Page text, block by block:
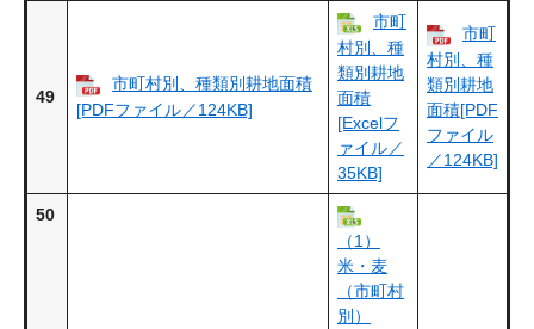
49
市町村別、種類別耕地面積
[PDFファイル／124KB]
市町
村別、種
類別耕地
面積
[Excelフ
ァイル／
35KB]
市町
村別、種
類別耕地
面積[PDF
ファイル
／124KB]
50
（1）
米・麦
（市町村
別）